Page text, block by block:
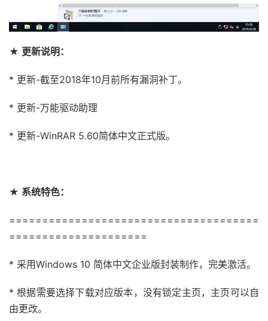
★ 更新说明：
* 更新-截至2018年10月前所有漏洞补丁。
* 更新-万能驱动助理
* 更新-WinRAR 5.60简体中文正式版。
★ 系统特色：
======================================
=====================
* 采用Windows 10 简体中文企业版封装制作，完美激活。
* 根据需要选择下载对应版本，没有锁定主页，主页可以自
由更改。